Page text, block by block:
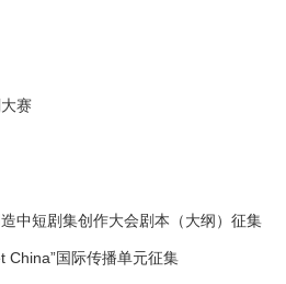
赛
中短剧集创作大会剧本（大纲）征集
China”国际传播单元征集